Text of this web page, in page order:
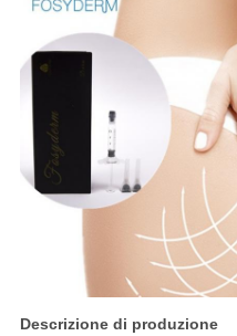
Descrizione di produzione